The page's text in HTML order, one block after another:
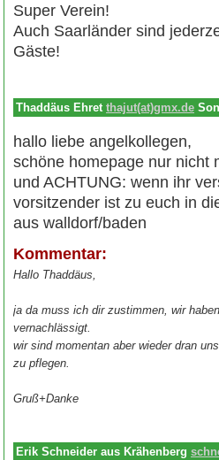
Super Verein!
Auch Saarländer sind
Gäste!
Thaddäus Ehret thajut(at)gmx.de
hallo liebe angelkollegen,
schöne homepage nur nicht
und ACHTUNG: wenn ihr
vorsitzender ist zu euch in
aus walldorf/baden
Kommentar:
Hallo Thaddäus,
ja da muss ich dir zustimmen, wir
vernachlässigt.
wir sind momentan aber wieder dran
zu pflegen.
Gruß+Danke
Erik Schneider aus Krähenberg